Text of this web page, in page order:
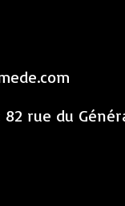
rue du